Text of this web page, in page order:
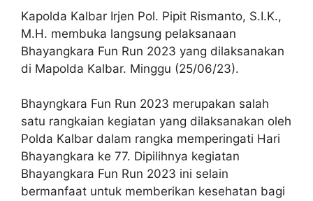
Kapolda Kalbar Irjen Pol. Pipit Rismanto, S.I.K.,
M.H. membuka langsung pelaksanaan
Bhayangkara Fun Run 2023 yang dilaksanakan
di Mapolda Kalbar. Minggu (25/06/23).
Bhayngkara Fun Run 2023 merupakan salah
satu rangkaian kegiatan yang dilaksanakan oleh
Polda Kalbar dalam rangka memperingati Hari
Bhayangkara ke 77. Dipilihnya kegiatan
Bhayangkara Fun Run 2023 ini selain
bermanfaat untuk memberikan kesehatan bagi